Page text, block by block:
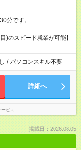
30分です。
)のスピード就業が可能】
/ パソコンスキル不要
詳細へ
ービス
掲載日：2026.08.05